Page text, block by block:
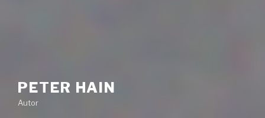
PETER HAIN
Autor